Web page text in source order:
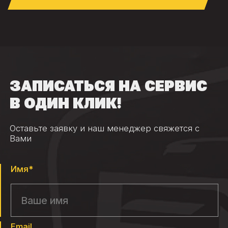
ЗАПИСАТЬСЯ НА СЕРВИС
В ОДИН КЛИК!
Оставьте заявку и наш менеджер свяжется с
Вами
Имя*